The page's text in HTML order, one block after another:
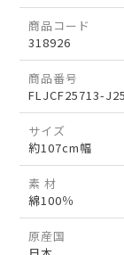
商品コード
318926
商品番号
FLJCF25713-
サイズ
約107cm幅
素 材
綿100％
原産国